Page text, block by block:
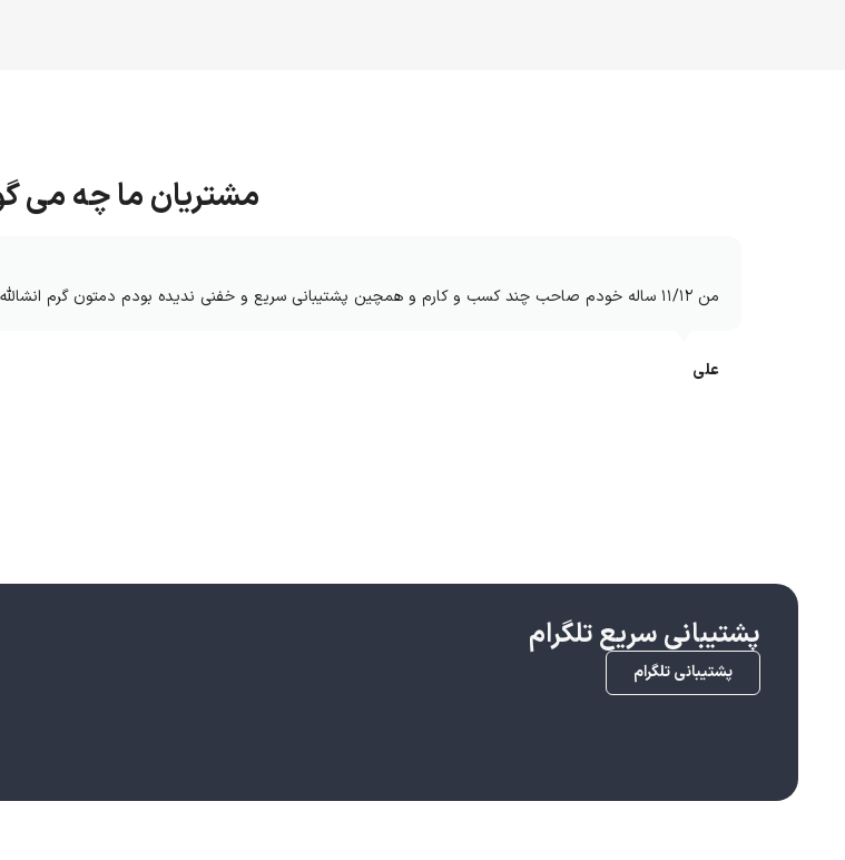
مشتریان ما چه می
من ۱۱/۱۲ ساله خودم صاحب چند کسب و کارم و همچین پشتیبانی سریع و خفنی ندیده بودم دمتون گرم انشالله بیشتر کار کنم باهاتون
علی
پشتیبانی سریع تلگرام
پشتیبانی تلگرام